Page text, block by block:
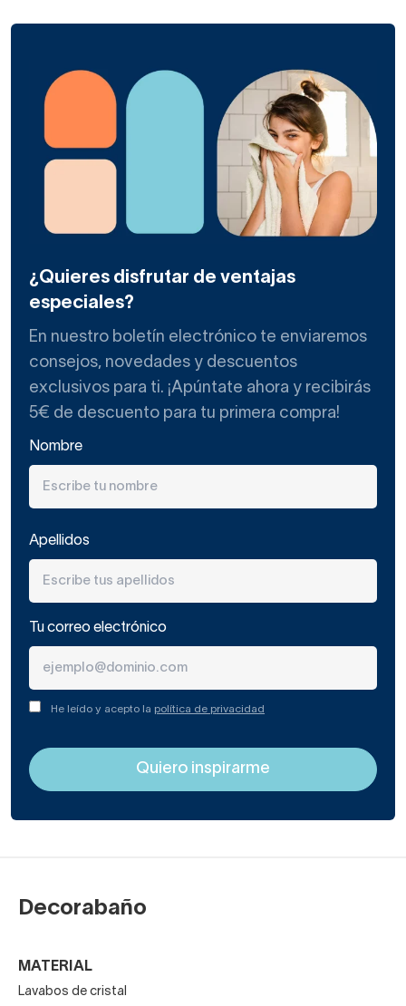
¿Quieres disfrutar de ventajas
especiales?
En nuestro boletín electrónico te enviaremos
consejos, novedades y descuentos
exclusivos para ti. ¡Apúntate ahora y recibirás
5€ de descuento para tu primera compra!
Nombre
Apellidos
Tu correo electrónico
He leído y acepto la política de privacidad
Decorabaño
MATERIAL
Lavabos de cristal